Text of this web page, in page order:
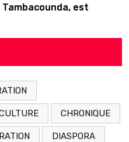
est
CHRONIQUE
DIASPORA